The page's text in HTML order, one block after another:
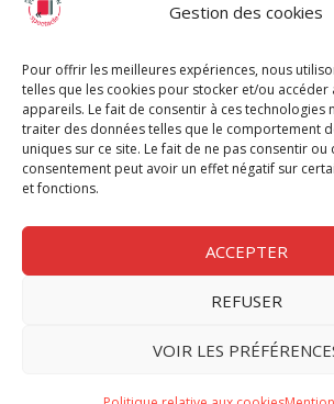
Gestion des cookies
Pour offrir les meilleures expériences, nous
telles que les cookies pour stocker et/ou
appareils. Le fait de consentir à ces technologies
traiter des données telles que le comportement
uniques sur ce site. Le fait de ne pas consentir
consentement peut avoir un effet négatif sur
et fonctions.
ACCEPTER
REFUSER
VOIR LES
Chèque Intermittents
Chèque Compta
Chèque Emploi Spectacle
G-Pods
Profession Audio-visuel
Nous contacter